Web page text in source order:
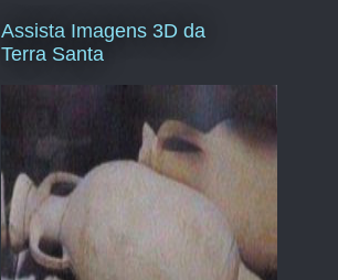
Assista Imagens 3D da
Terra Santa